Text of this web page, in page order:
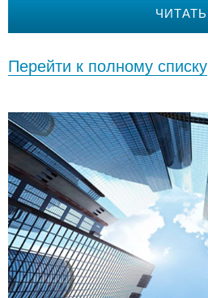
ЧИТАТЬ
Перейти к полному списку